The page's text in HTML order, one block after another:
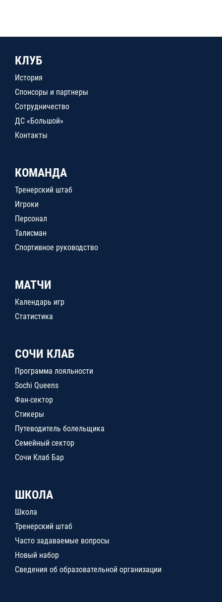
КЛУБ
История
Спонсоры и партнеры
Сотрудничество
ДС «Большой»
Контакты
КОМАНДА
Тренерский штаб
Игроки
Персонал
Талисман
Спортивное руководство
МАТЧИ
Календарь игр
Статистика
СОЧИ КЛАБ
Программа лояльности
Sochi Queens
Фан-сектор
Стикеры
Путеводитель болельщика
Семейный сектор
Сочи Клаб Бар
ШКОЛА
Школа
Тренерский штаб
Часто задаваемые вопросы
Новый набор
Сведения об образовательной организации